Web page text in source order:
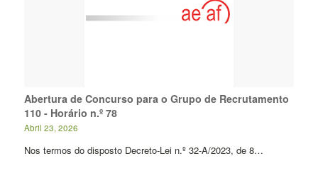
Abertura de Concurso para o Grupo de Recrutamento
110 - Horário n.º 78
Abril 23, 2026
Nos termos do disposto Decreto-Lei n.º 32-A/2023, de 8…